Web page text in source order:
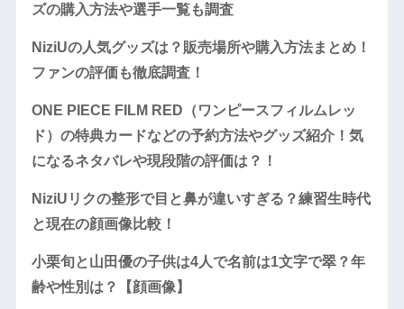
ズの購入方法や選手一覧も調査
NiziUの人気グッズは？販売場所や購入方法まとめ！
ファンの評価も徹底調査！
ONE PIECE FILM RED（ワンピースフィルムレッ
ド）の特典カードなどの予約方法やグッズ紹介！気
になるネタバレや現段階の評価は？！
NiziUリクの整形で目と鼻が違いすぎる？練習生時代
と現在の顔画像比較！
小栗旬と山田優の子供は4人で名前は1文字で翠？年
齢や性別は？【顔画像】